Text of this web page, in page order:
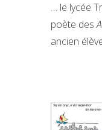
… le lycée
poète des
ancien